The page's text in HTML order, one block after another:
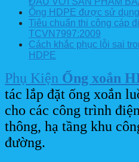
Ống HDPE được sử
Tiêu chuẩn thi công cáp
TCVN7997:2009
Cách khắc phục lỗi sai
HDPE
Phụ Kiện Ống xoắn
tác lắp đặt ống xoắn
cho các công trình
thông, hạ tầng khu
đường.